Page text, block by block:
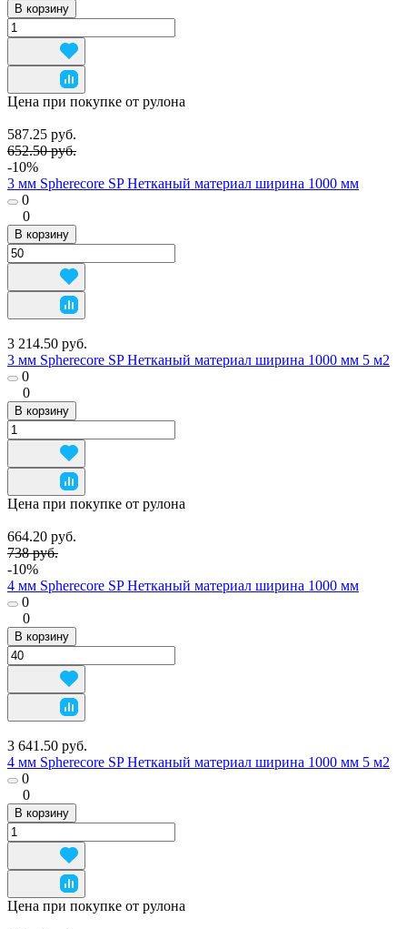
В корзину
Цена при покупке от рулона
587.25 руб.
652.50 руб.
-10%
3 мм Spherecore SP Нетканый материал ширина 1000 мм
0
0
В корзину
3 214.50 руб.
3 мм Spherecore SP Нетканый материал ширина 1000 мм 5 м2
0
0
В корзину
Цена при покупке от рулона
664.20 руб.
738 руб.
-10%
4 мм Spherecore SP Нетканый материал ширина 1000 мм
0
0
В корзину
3 641.50 руб.
4 мм Spherecore SP Нетканый материал ширина 1000 мм 5 м2
0
0
В корзину
Цена при покупке от рулона